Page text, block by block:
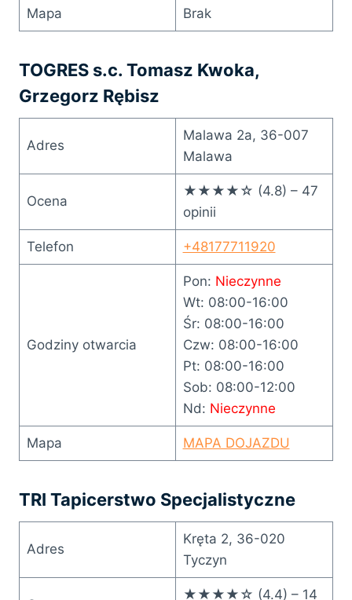
Mapa Brak
TOGRES s.c. Tomasz Kwoka,
Grzegorz Rębisz
Adres
Malawa 2a, 36-007
Malawa
Ocena
★★★★☆ (4.8) – 47
opinii
Telefon +48177711920
Godziny otwarcia
Pon: Nieczynne
Wt: 08:00-16:00
Śr: 08:00-16:00
Czw: 08:00-16:00
Pt: 08:00-16:00
Sob: 08:00-12:00
Nd: Nieczynne
Mapa MAPA DOJAZDU
TRI Tapicerstwo Specjalistyczne
Adres
Kręta 2, 36-020
Tyczyn
★★★★☆ (4.4) – 14